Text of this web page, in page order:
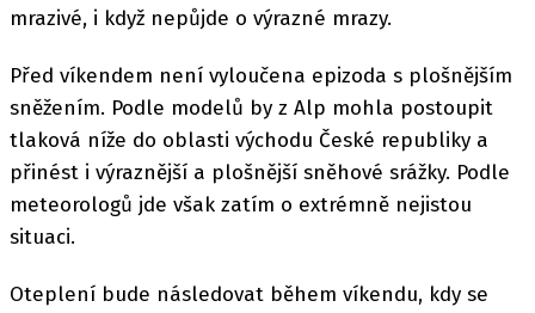
mrazivé, i když nepůjde o výrazné mrazy.
Před víkendem není vyloučena epizoda s plošnějším
sněžením. Podle modelů by z Alp mohla postoupit
tlaková níže do oblasti východu České republiky a
přinést i výraznější a plošnější sněhové srážky. Podle
meteorologů jde však zatím o extrémně nejistou
situaci.
Oteplení bude následovat během víkendu, kdy se